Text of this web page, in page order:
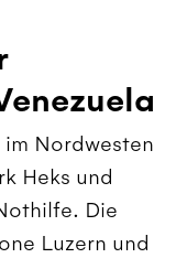
Nordwesten
Heks und
Die
Luzern und